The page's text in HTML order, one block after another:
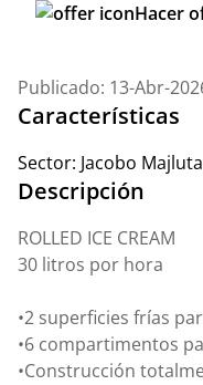
Hacer
Publicado: 13-Abr-
Características
Sector: Jacobo Majluta
Descripción
ROLLED ICE CREAM
30 litros por hora
•2 superficies frías
•6 compartimentos
•Construcción